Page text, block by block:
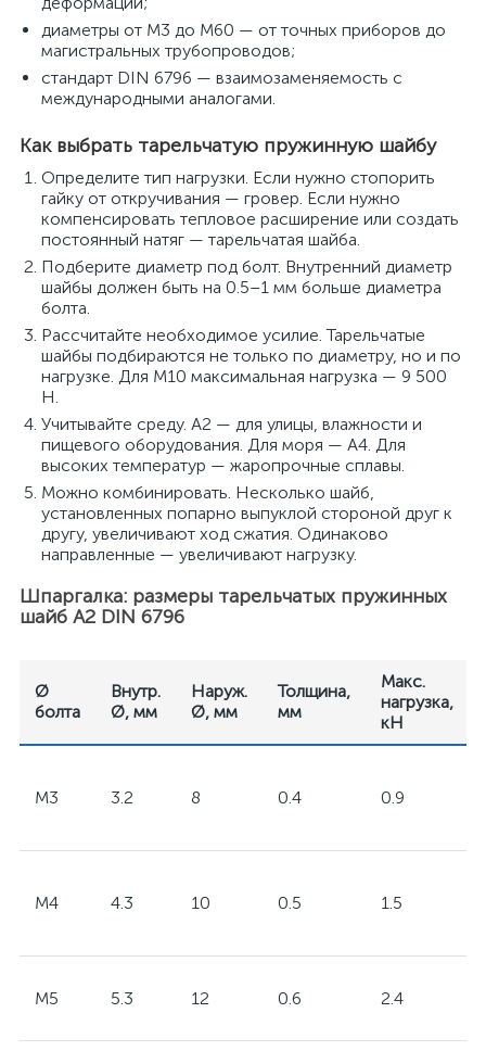
диаметры от M3 до M60 — от точных приборов до
магистральных трубопроводов;
стандарт DIN 6796 — взаимозаменяемость с
международными аналогами.
Как выбрать тарельчатую пружинную шайбу
Определите тип нагрузки. Если нужно стопорить
гайку от откручивания — гровер. Если нужно
компенсировать тепловое расширение или создать
постоянный натяг — тарельчатая шайба.
Подберите диаметр под болт. Внутренний диаметр
шайбы должен быть на 0.5–1 мм больше диаметра
болта.
Рассчитайте необходимое усилие. Тарельчатые
шайбы подбираются не только по диаметру, но и по
нагрузке. Для M10 максимальная нагрузка — 9 500
Н.
Учитывайте среду. A2 — для улицы, влажности и
пищевого оборудования. Для моря — A4. Для
высоких температур — жаропрочные сплавы.
Можно комбинировать. Несколько шайб,
установленных попарно выпуклой стороной друг к
другу, увеличивают ход сжатия. Одинаково
направленные — увеличивают нагрузку.
Шпаргалка: размеры тарельчатых пружинных
шайб A2 DIN 6796
Ø
болта
Внутр.
Ø, мм
Наруж.
Ø, мм
Толщина,
мм
Макс.
нагрузка,
кН
M3 3.2 8 0.4 0.9
M4 4.3 10 0.5 1.5
M5 5.3 12 0.6 2.4